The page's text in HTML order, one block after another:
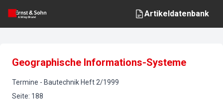
Artikeldatenbank
Geographische Informations-Systeme
Termine - Bautechnik Heft 2/1999
Seite: 188